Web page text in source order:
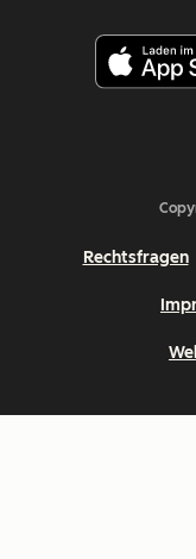
Rechtsfragen